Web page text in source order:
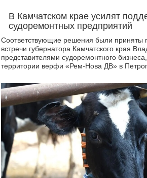
В Камчатском крае усилят
судоремонтных предприятий
Соответствующие решения были приняты
встречи губернатора Камчатского края
представителями судоремонтного
территории верфи «Рем-Нова ДВ» в